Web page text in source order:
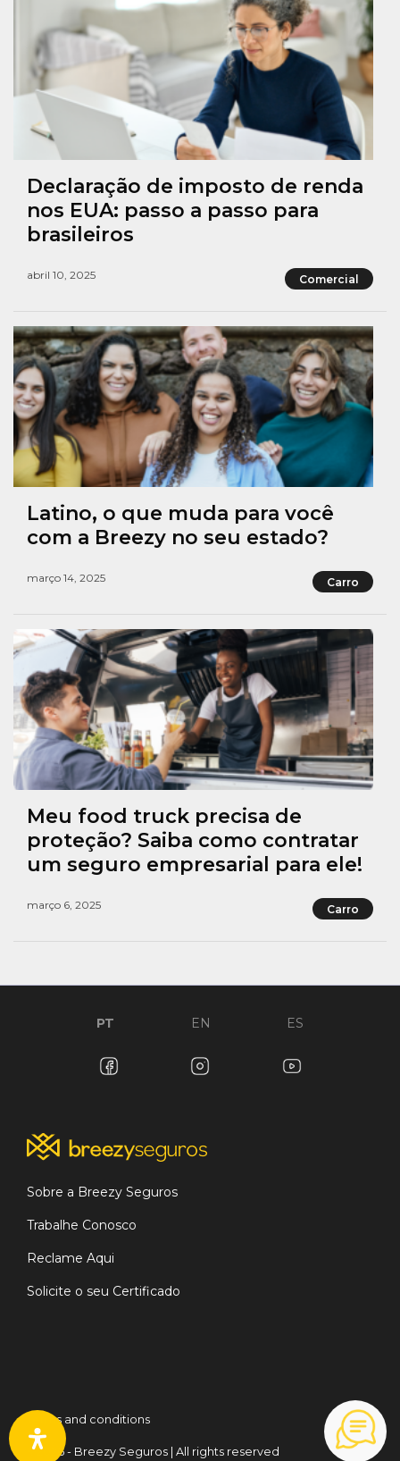
Declaração de imposto de renda
nos EUA: passo a passo para
brasileiros
abril 10, 2025 Comercial
Latino, o que muda para você
com a Breezy no seu estado?
março 14, 2025 Carro
Meu food truck precisa de
proteção? Saiba como contratar
um seguro empresarial para ele!
março 6, 2025 Carro
PT EN ES
Sobre a Breezy Seguros
Trabalhe Conosco
Reclame Aqui
Solicite o seu Certificado
Terms and conditions
©2026 - Breezy Seguros | All rights reserved